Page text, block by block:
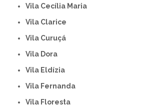
Vila Cecília Maria
Vila Clarice
Vila Curuçá
Vila Dora
Vila Eldízia
Vila Fernanda
Vila Floresta